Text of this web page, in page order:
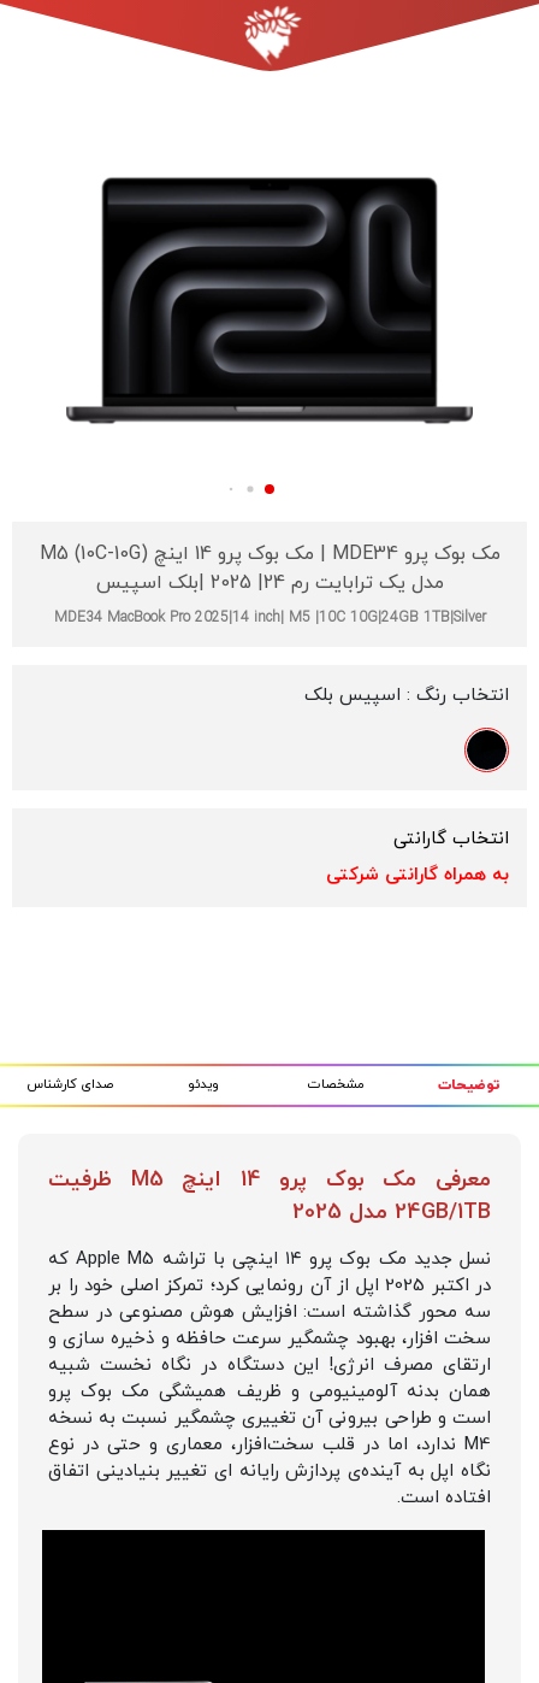
مک بوک پرو MDE34 | مک بوک پرو 14 اینچ M5 (10C-10G)
مدل یک ترابایت رم 24| 2025 |بلک اسپیس
MDE34 MacBook Pro 2025|14 inch| M5 |10C 10G|24GB 1TB|Silver
انتخاب رنگ : اسپیس بلک
انتخاب گارانتی
به همراه گارانتی شرکتی
توضیحات مشخصات ویدئو صدای کارشناس
معرفی مک بوک پرو 14 اینچ M5 ظرفیت
24GB/1TB مدل 2025
نسل جدید مک‌ بوک پرو ۱۴ اینچی با تراشه Apple M5 که
در اکتبر 2025 اپل از آن رونمایی کرد؛ تمرکز اصلی خود را بر
سه محور گذاشته است: افزایش هوش مصنوعی در سطح
سخت‌ افزار، بهبود چشمگیر سرعت حافظه و ذخیره‌ سازی و
ارتقای مصرف انرژی! این دستگاه در نگاه نخست شبیه
همان بدنه آلومینیومی و ظریف همیشگی مک بوک پرو
است و طراحی بیرونی آن تغییری چشمگیر نسبت به نسخه
M4 ندارد، اما در قلب سخت‌افزار، معماری و حتی در نوع
نگاه اپل به آینده‌ی پردازش رایانه‌ ای تغییر بنیادینی اتفاق
افتاده است.